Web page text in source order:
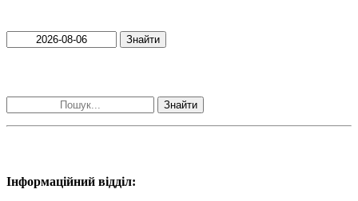
Знайти
Знайти
Інформаційний відділ: